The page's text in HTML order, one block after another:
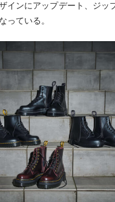
インにアップデート、ジッ
っている。